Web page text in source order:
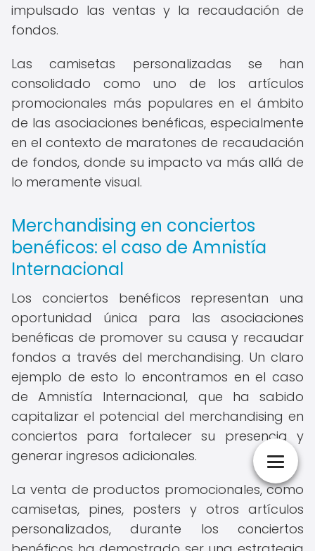
impulsado las ventas y la recaudación de
fondos.
Las camisetas personalizadas se han
consolidado como uno de los artículos
promocionales más populares en el ámbito
de las asociaciones benéficas, especialmente
en el contexto de maratones de recaudación
de fondos, donde su impacto va más allá de
lo meramente visual.
Merchandising en conciertos
benéficos: el caso de Amnistía
Internacional
Los conciertos benéficos representan una
oportunidad única para las asociaciones
benéficas de promover su causa y recaudar
fondos a través del merchandising. Un claro
ejemplo de esto lo encontramos en el caso
de Amnistía Internacional, que ha sabido
capitalizar el potencial del merchandising en
conciertos para fortalecer su presencia y
generar ingresos adicionales.
La venta de productos promocionales, como
camisetas, pines, posters y otros artículos
personalizados, durante los conciertos